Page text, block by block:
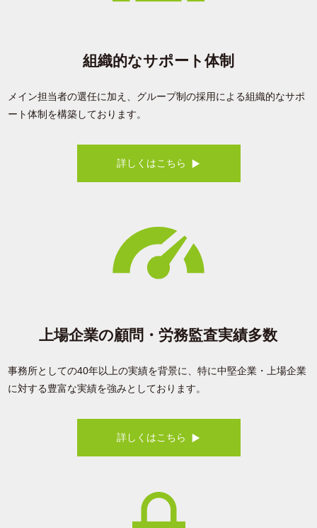
組織的なサポート体制
メイン担当者の選任に加え、グループ制の採用による組織的なサポ
ート体制を構築しております。
詳しくはこちら
上場企業の顧問・労務監査実績多数
事務所としての40年以上の実績を背景に、特に中堅企業・上場企業
に対する豊富な実績を強みとしております。
詳しくはこちら